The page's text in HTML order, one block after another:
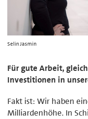
Selin Jasmin
Für gute Arbeit,
Investitionen in
Fakt ist: Wir haben
Milliardenhöhe. In